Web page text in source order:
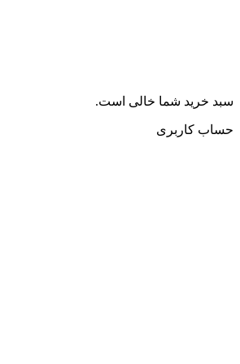
سبد خرید شما خالی است.
حساب کاربری